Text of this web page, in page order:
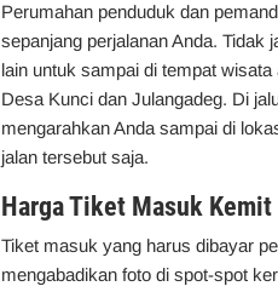
Perumahan penduduk dan
sepanjang perjalanan Anda. Tidak
lain untuk sampai di tempat
Desa Kunci dan Julangadeg. Di
mengarahkan Anda sampai di
jalan tersebut saja.
Harga Tiket Masuk
Tiket masuk yang harus dibayar
mengabadikan foto di spot-spot